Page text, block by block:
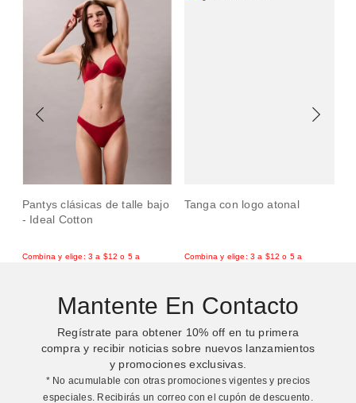
Pantys clásicas de talle bajo
- Ideal Cotton
Tanga con logo atonal
Mantente En Contacto
Regístrate para obtener 10% off en tu primera
compra y recibir noticias sobre nuevos lanzamientos
y promociones exclusivas.
* No acumulable con otras promociones vigentes y precios
especiales. Recibirás un correo con el cupón de descuento.